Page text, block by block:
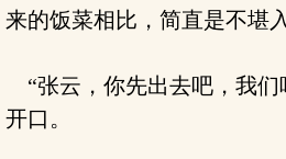
来的饭菜相比，简直是不堪入
“张云，你先出去吧，我们
开口。